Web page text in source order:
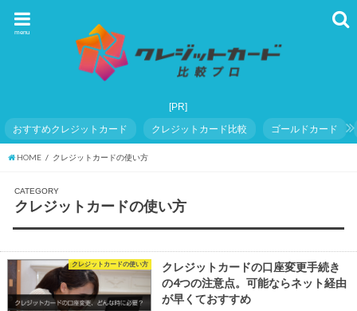
menu
おすすめクレジットカード クレジットカード比較 ゴールドカード
HOME クレジットカードの使い方
CATEGORY
クレジットカードの使い方
クレジットカードの使い方
クレジットカードの口座変更手続き
の4つの注意点。可能ならネット経由
が早くておすすめ